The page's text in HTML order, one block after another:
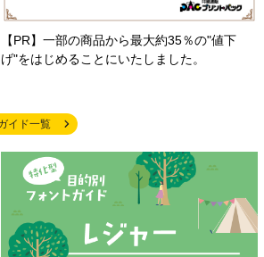
【PR】一部の商品から最大約35％の"値下
げ"をはじめることにいたしました。
イド一覧